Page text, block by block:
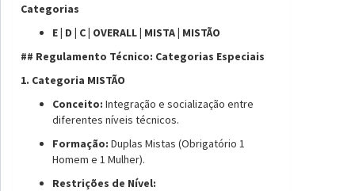
Categorias
E | D | C | OVERALL | MISTA | MISTÃO
## Regulamento Técnico: Categorias Especiais
1. Categoria MISTÃO
Conceito: Integração e socialização entre
diferentes níveis técnicos.
Formação: Duplas Mistas (Obrigatório 1
Homem e 1 Mulher).
Restrições de Nível: